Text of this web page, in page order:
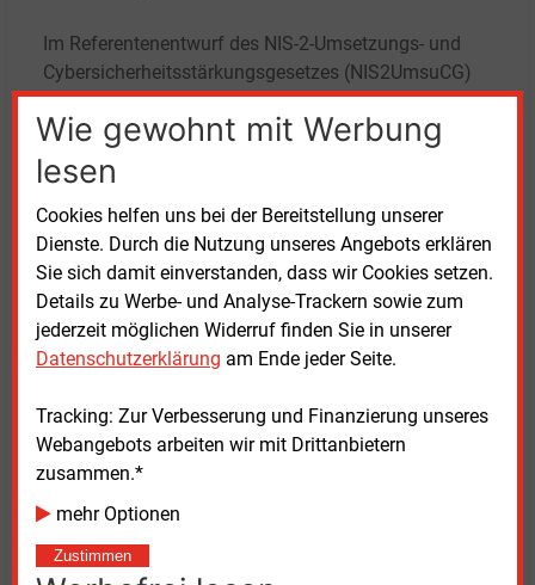
Wie gewohnt mit Werbung
lesen
Cookies helfen uns bei der Bereitstellung unserer
Dienste. Durch die Nutzung unseres Angebots erklären
Sie sich damit einverstanden, dass wir Cookies setzen.
Details zu Werbe- und Analyse-Trackern sowie zum
jederzeit möglichen Widerruf finden Sie in unserer
Datenschutzerklärung am Ende jeder Seite.
Tracking: Zur Verbesserung und Finanzierung unseres
Webangebots arbeiten wir mit Drittanbietern
zusammen.*
mehr Optionen
Zustimmen
Im Referentenentwurf des NIS-2-Umsetzungs- und
Cybersicherheitsstärkungsgesetzes (NIS2UmsuCG)
werden die Kosten, die Cyberangriffe auf
Unternehmen mit mindestens zehn Beschäftigten in
Milliarden Euro geschätzt. Bei 444.055 Unternehmen
– so eine Zahl des Statistischen Bundesamts –
würde jedes Unternehmen einen Schaden von rund
500.000 Euro erleiden.
Da der Referentenentwurf von einer Halbierung der
Schadenssumme ausgeht, wenn die
werden, könnten 250.000 Euro an Schaden
vermieden werden. Die Autoren weisen darauf hin,
dass schätzungsweise 14.500 Unternehmen dem
NIS2UmsuCG unterliegen, so dass der abgewehrte
Gesamtschaden sich auf 3,6 Milliarden Euro beläuft.